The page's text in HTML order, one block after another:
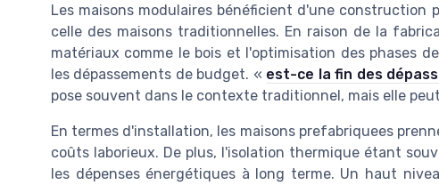
Les maisons modulaires bénéficient d'une construction
celle des maisons traditionnelles. En raison de la
matériaux comme le bois et l'optimisation des phases
les dépassements de budget. « est-ce la fin des
pose souvent dans le contexte traditionnel, mais elle
En termes d'installation, les maisons prefabriquees
coûts laborieux. De plus, l'isolation thermique étant
les dépenses énergétiques à long terme. Un haut